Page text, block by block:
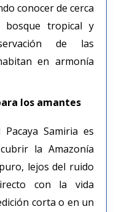
conocer de cerca
tropical y
de las
en armonía
los amantes
Samiria es
la Amazonía
lejos del ruido
con la vida
corta o en un